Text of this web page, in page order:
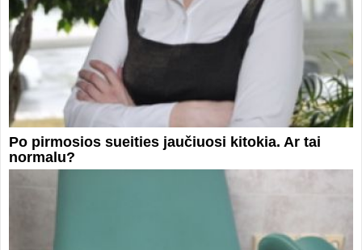
Po pirmosios sueities jaučiuosi kitokia. Ar tai
normalu?